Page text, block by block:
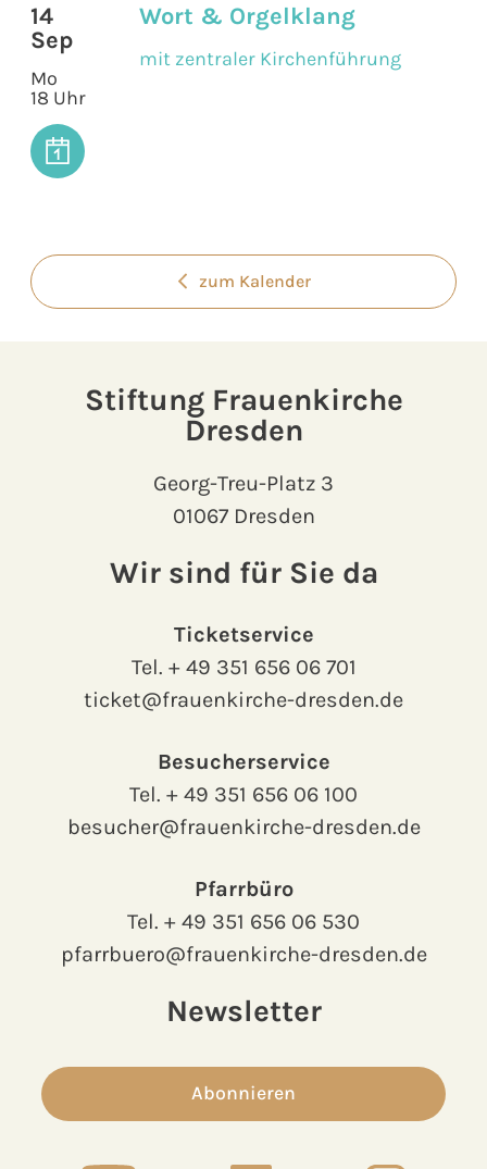
14
Sep
Mo
18 Uhr
Wort & Orgelklang
mit zentraler Kirchenführung
zum Kalender
Stiftung Frauenkirche
Dresden
Georg-Treu-Platz 3
01067 Dresden
Wir sind für Sie da
Ticketservice
Tel. + 49 351 656 06 701
ticket@frauenkirche-dresden.de
Besucherservice
Tel. + 49 351 656 06 100
besucher@frauenkirche-dresden.de
Pfarrbüro
Tel. + 49 351 656 06 530
pfarrbuero@frauenkirche-dresden.de
Newsletter
Abonnieren